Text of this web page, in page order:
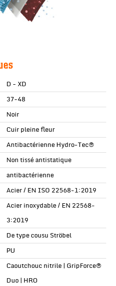
D - XD
37-48
Noir
Cuir pleine fleur
Antibactérienne Hydro-Tec®
Non tissé antistatique
antibactérienne
Acier / EN ISO 22568-1:2019
Acier inoxydable / EN 22568-
3:2019
De type cousu Ströbel
PU
Caoutchouc nitrile | GripForce®
Duo | HRO